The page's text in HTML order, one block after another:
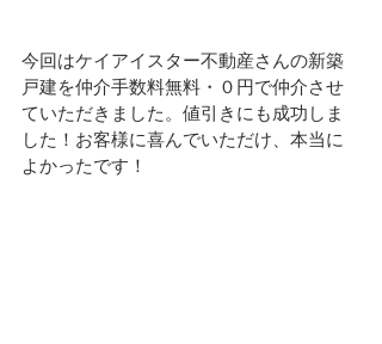
今回はケイアイスター不動産さんの新築
戸建を仲介手数料無料・０円で仲介させ
ていただきました。値引きにも成功しま
した！お客様に喜んでいただけ、本当に
よかったです！